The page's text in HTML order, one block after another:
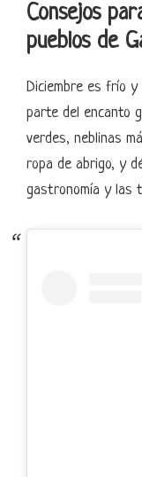
Consejos
pueblos de
Diciembre es frío y
parte del encanto
verdes, neblinas
ropa de abrigo, y
gastronomía y las